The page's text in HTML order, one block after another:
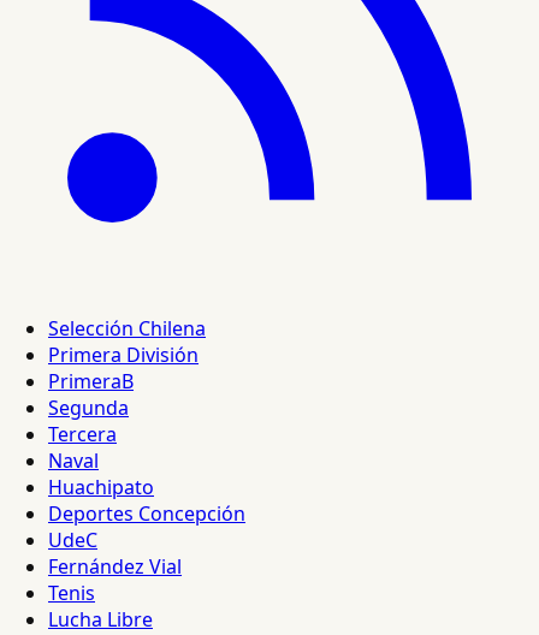
Selección Chilena
Primera División
PrimeraB
Segunda
Tercera
Naval
Huachipato
Deportes Concepción
UdeC
Fernández Vial
Tenis
Lucha Libre